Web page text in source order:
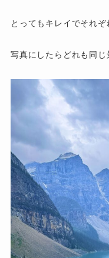
とってもキレイでそれ
写真にしたらどれも同